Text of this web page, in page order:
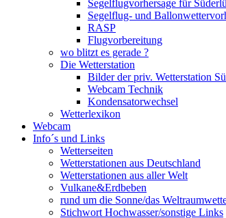
Segelflugvorhersage für
Segelflug- und
RASP
Flugvorbereitung
wo blitzt es gerade ?
Die Wetterstation
Bilder der priv. Wetterstation
Webcam Technik
Kondensatorwechsel
Wetterlexikon
Webcam
Info´s und Links
Wetterseiten
Wetterstationen aus Deutschland
Wetterstationen aus aller Welt
Vulkane&Erdbeben
rund um die Sonne/das
Stichwort Hochwasser/sonstige Links